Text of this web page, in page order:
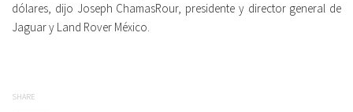
dólares, dijo Joseph ChamasRour, presidente y director general de
Jaguar y Land Rover México.
SHARE